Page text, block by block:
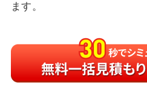
ます。